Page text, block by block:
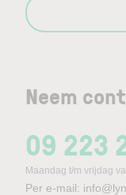
Neem
09 223
Maandag t/m vrijdag
Per e-mail: